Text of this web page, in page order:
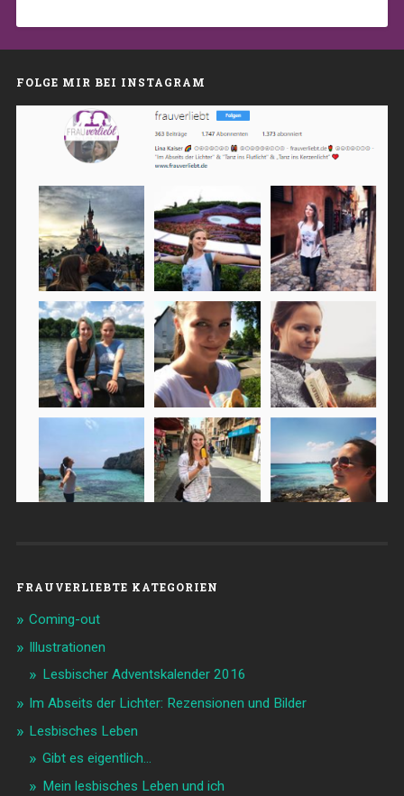
FOLGE MIR BEI INSTAGRAM
FRAUVERLIEBTE KATEGORIEN
Coming-out
Illustrationen
Lesbischer Adventskalender 2016
Im Abseits der Lichter: Rezensionen und Bilder
Lesbisches Leben
Gibt es eigentlich…
Mein lesbisches Leben und ich